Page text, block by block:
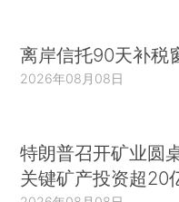
离岸信托90天补税
2026年08月08日
特朗普召开矿业圆
关键矿产投资超20